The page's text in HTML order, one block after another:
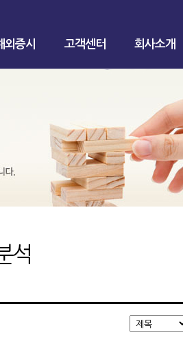
외증시 고객센터 회사소개
석